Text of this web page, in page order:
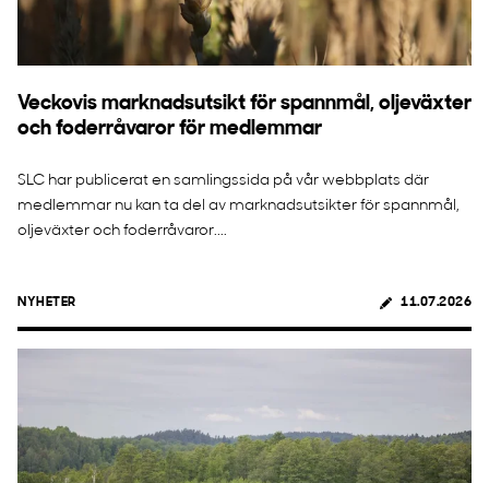
Veckovis marknadsutsikt för spannmål, oljeväxter
och foderråvaror för medlemmar
SLC har publicerat en samlingssida på vår webbplats där
medlemmar nu kan ta del av marknadsutsikter för spannmål,
oljeväxter och foderråvaror....
NYHETER 11.07.2026